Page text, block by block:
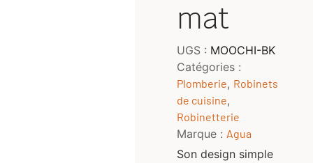
mat
UGS : MOOCHI-BK
Catégories :
Plomberie, Robinets
de cuisine,
Robinetterie
Marque : Agua
Son design simple